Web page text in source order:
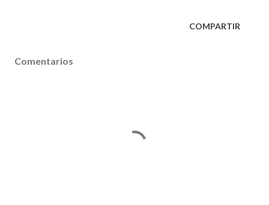
COMPARTIR
Comentarios